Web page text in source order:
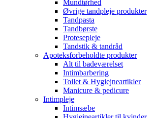
Mundtørhed
Øvrige tandpleje produkter
Tandpasta
Tandbørste
Protesepleje
Tandstik & tandråd
Apoteksforbeholdte produkter
Alt til badeværelset
Intimbarbering
Toilet & Hygiejneartikler
Manicure & pedicure
Intimpleje
Intimsæbe